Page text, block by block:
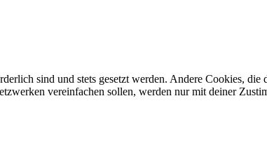
sind und stets gesetzt werden. Andere Cookies,
vereinfachen sollen, werden nur mit deiner